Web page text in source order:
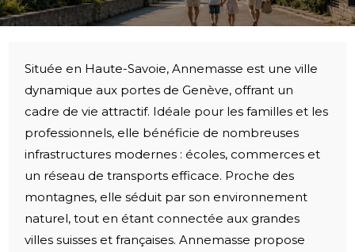
Située en Haute-Savoie, Annemasse est une ville
dynamique aux portes de Genève, offrant un
cadre de vie attractif. Idéale pour les familles et les
professionnels, elle bénéficie de nombreuses
infrastructures modernes : écoles, commerces et
un réseau de transports efficace. Proche des
montagnes, elle séduit par son environnement
naturel, tout en étant connectée aux grandes
villes suisses et françaises. Annemasse propose